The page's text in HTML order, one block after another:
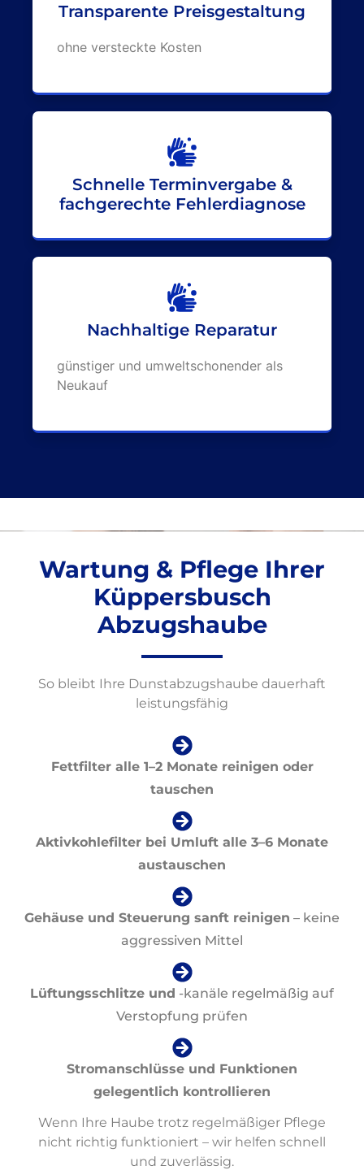
Transparente Preisgestaltung
ohne versteckte Kosten
Schnelle Terminvergabe &
fachgerechte Fehlerdiagnose
Nachhaltige Reparatur
günstiger und umweltschonender als
Neukauf
Wartung & Pflege Ihrer
Küppersbusch
Abzugshaube
So bleibt Ihre Dunstabzugshaube dauerhaft
leistungsfähig
Fettfilter alle 1–2 Monate reinigen oder
tauschen
Aktivkohlefilter bei Umluft alle 3–6 Monate
austauschen
Gehäuse und Steuerung sanft reinigen – keine
aggressiven Mittel
Lüftungsschlitze und -kanäle regelmäßig auf
Verstopfung prüfen
Stromanschlüsse und Funktionen
gelegentlich kontrollieren
Wenn Ihre Haube trotz regelmäßiger Pflege
nicht richtig funktioniert – wir helfen schnell
und zuverlässig.